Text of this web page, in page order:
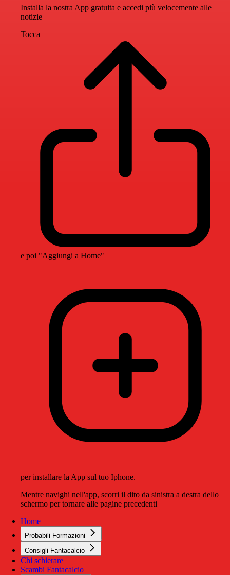
Installa la nostra App gratuita e accedi più velocemente alle
notizie
Tocca
e poi "Aggiungi a Home"
per installare la App sul tuo Iphone.
Mentre navighi nell'app, scorri il dito da sinistra a destra dello
schermo per tornare alle pagine precedenti
Home
Probabili Formazioni
Consigli Fantacalcio
Chi schierare
Scambi Fantacalcio